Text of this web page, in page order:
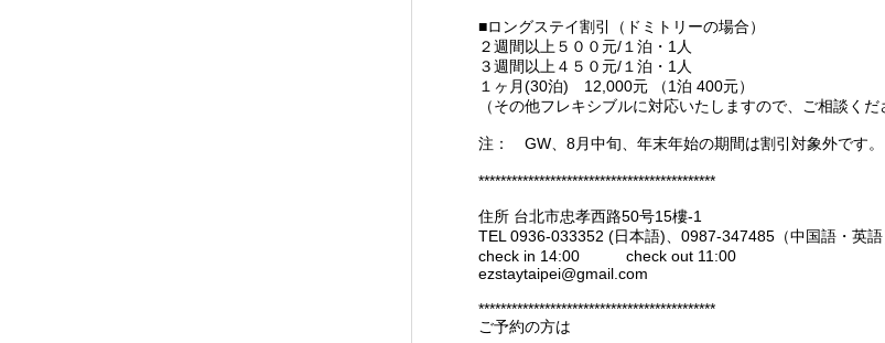
■ロングステイ割引（ドミトリーの場合）
２週間以上５００元/１泊・1人
３週間以上４５０元/１泊・1人
１ヶ月(30泊) 12,000元 （1泊 400元）
（その他フレキシブルに対応いたしますので、ご相談くだ
注： GW、8月中旬、年末年始の期間は割引対象外です。
*******************************************
住所 台北市忠孝西路50号15樓-1
TEL 0936-033352 (日本語)、0987-347485（中国語・英語
check in 14:00 check out 11:00
ezstaytaipei@gmail.com
*******************************************
ご予約の方は